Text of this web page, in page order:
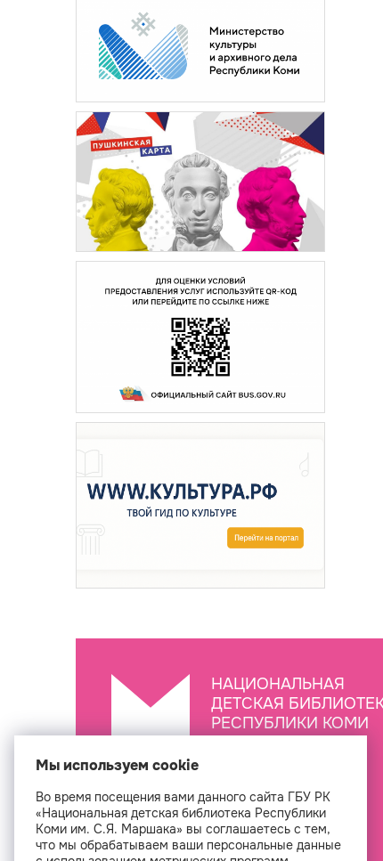
НАЦИОНАЛЬНАЯ
ДЕТСКАЯ
РЕСПУБЛИКИ КОМИ
Мы используем cookie
Во время посещения вами данного сайта ГБУ РК
«Национальная детская библиотека Республики
Коми им. С.Я. Маршака» вы соглашаетесь с тем,
что мы обрабатываем ваши персональные данные